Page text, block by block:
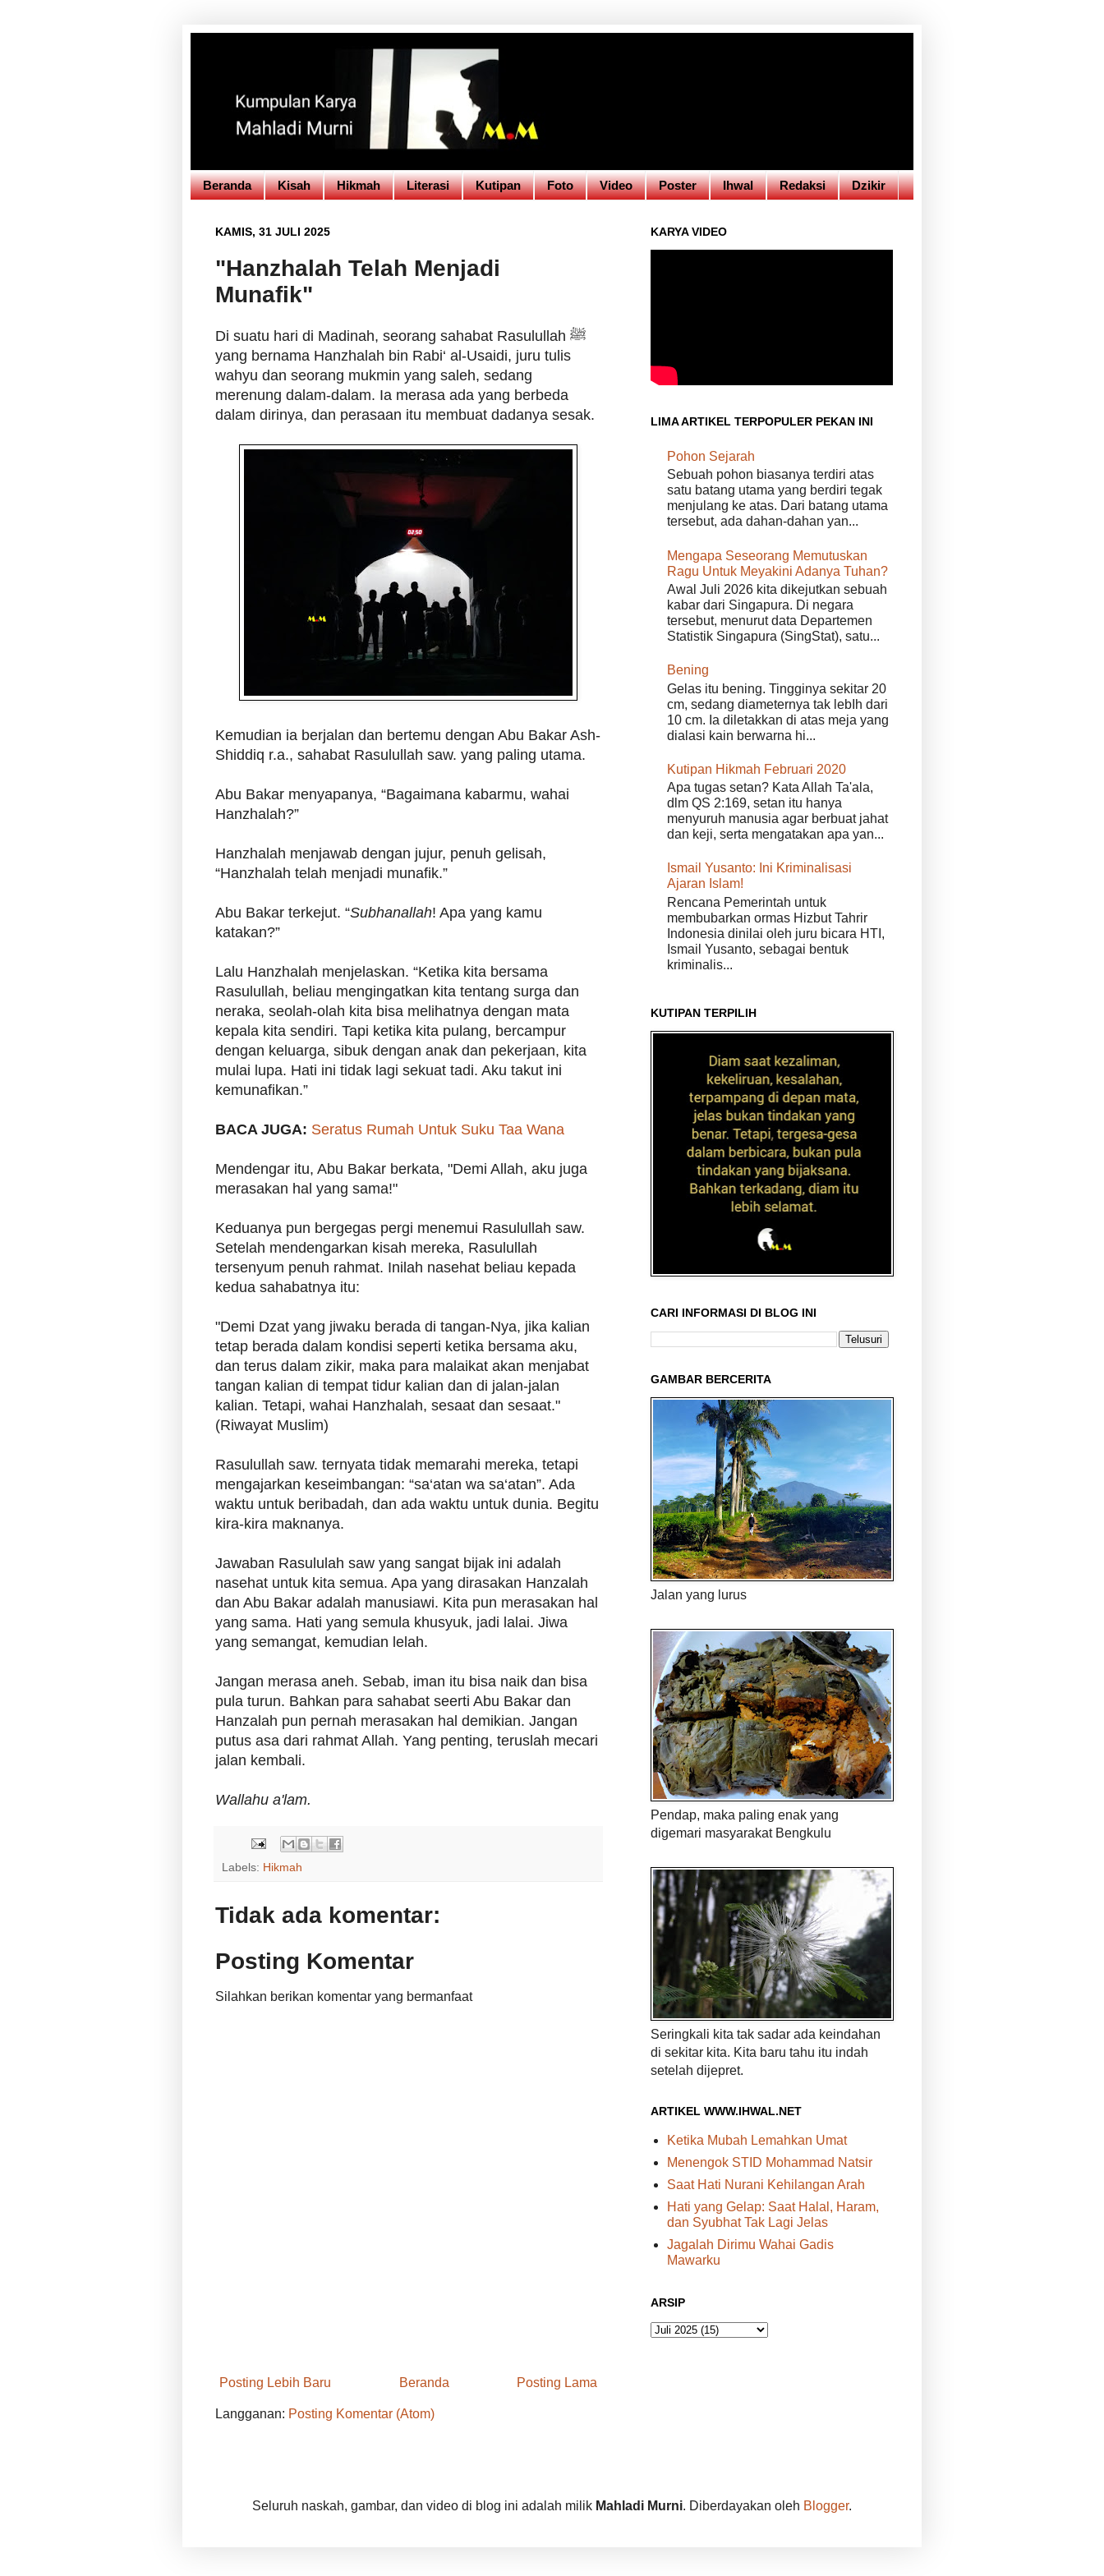
Beranda Kisah Hikmah Literasi Kutipan Foto Video Poster Ihwal Redaksi Dzikir
KAMIS, 31 JULI 2025
"Hanzhalah Telah Menjadi
Munafik"
Di suatu hari di Madinah, seorang sahabat Rasulullah ﷺ
yang bernama Hanzhalah bin Rabi‘ al-Usaidi, juru tulis
wahyu dan seorang mukmin yang saleh, sedang
merenung dalam-dalam. Ia merasa ada yang berbeda
dalam dirinya, dan perasaan itu membuat dadanya sesak.
Kemudian ia berjalan dan bertemu dengan Abu Bakar Ash-
Shiddiq r.a., sahabat Rasulullah saw. yang paling utama.
Abu Bakar menyapanya, “Bagaimana kabarmu, wahai
Hanzhalah?”
Hanzhalah menjawab dengan jujur, penuh gelisah,
“Hanzhalah telah menjadi munafik.”
Abu Bakar terkejut. “Subhanallah! Apa yang kamu
katakan?”
Lalu Hanzhalah menjelaskan. “Ketika kita bersama
Rasulullah, beliau mengingatkan kita tentang surga dan
neraka, seolah-olah kita bisa melihatnya dengan mata
kepala kita sendiri. Tapi ketika kita pulang, bercampur
dengan keluarga, sibuk dengan anak dan pekerjaan, kita
mulai lupa. Hati ini tidak lagi sekuat tadi. Aku takut ini
kemunafikan.”
BACA JUGA: Seratus Rumah Untuk Suku Taa Wana
Mendengar itu, Abu Bakar berkata, "Demi Allah, aku juga
merasakan hal yang sama!"
Keduanya pun bergegas pergi menemui Rasulullah saw.
Setelah mendengarkan kisah mereka, Rasulullah
tersenyum penuh rahmat. Inilah nasehat beliau kepada
kedua sahabatnya itu:
"Demi Dzat yang jiwaku berada di tangan-Nya, jika kalian
tetap berada dalam kondisi seperti ketika bersama aku,
dan terus dalam zikir, maka para malaikat akan menjabat
tangan kalian di tempat tidur kalian dan di jalan-jalan
kalian. Tetapi, wahai Hanzhalah, sesaat dan sesaat."
(Riwayat Muslim)
Rasulullah saw. ternyata tidak memarahi mereka, tetapi
mengajarkan keseimbangan: “sa‘atan wa sa‘atan”. Ada
waktu untuk beribadah, dan ada waktu untuk dunia. Begitu
kira-kira maknanya.
Jawaban Rasululah saw yang sangat bijak ini adalah
nasehat untuk kita semua. Apa yang dirasakan Hanzalah
dan Abu Bakar adalah manusiawi. Kita pun merasakan hal
yang sama. Hati yang semula khusyuk, jadi lalai. Jiwa
yang semangat, kemudian lelah.
Jangan merasa aneh. Sebab, iman itu bisa naik dan bisa
pula turun. Bahkan para sahabat seerti Abu Bakar dan
Hanzalah pun pernah merasakan hal demikian. Jangan
putus asa dari rahmat Allah. Yang penting, teruslah mecari
jalan kembali.
Wallahu a'lam.
Labels: Hikmah
Tidak ada komentar:
Posting Komentar
Silahkan berikan komentar yang bermanfaat
Posting Lebih Baru Posting Lama
Beranda
Langganan: Posting Komentar (Atom)
KARYA VIDEO
LIMA ARTIKEL TERPOPULER PEKAN INI
Pohon Sejarah
Sebuah pohon biasanya terdiri atas
satu batang utama yang berdiri tegak
menjulang ke atas. Dari batang utama
tersebut, ada dahan-dahan yan...
Mengapa Seseorang Memutuskan
Ragu Untuk Meyakini Adanya Tuhan?
Awal Juli 2026 kita dikejutkan sebuah
kabar dari Singapura. Di negara
tersebut, menurut data Departemen
Statistik Singapura (SingStat), satu...
Bening
Gelas itu bening. Tingginya sekitar 20
cm, sedang diameternya tak lebIh dari
10 cm. Ia diletakkan di atas meja yang
dialasi kain berwarna hi...
Kutipan Hikmah Februari 2020
Apa tugas setan? Kata Allah Ta'ala,
dlm QS 2:169, setan itu hanya
menyuruh manusia agar berbuat jahat
dan keji, serta mengatakan apa yan...
Ismail Yusanto: Ini Kriminalisasi
Ajaran Islam!
Rencana Pemerintah untuk
membubarkan ormas Hizbut Tahrir
Indonesia dinilai oleh juru bicara HTI,
Ismail Yusanto, sebagai bentuk
kriminalis...
KUTIPAN TERPILIH
CARI INFORMASI DI BLOG INI
GAMBAR BERCERITA
Jalan yang lurus
Pendap, maka paling enak yang
digemari masyarakat Bengkulu
Seringkali kita tak sadar ada keindahan
di sekitar kita. Kita baru tahu itu indah
setelah dijepret.
ARTIKEL WWW.IHWAL.NET
Ketika Mubah Lemahkan Umat
Menengok STID Mohammad Natsir
Saat Hati Nurani Kehilangan Arah
Hati yang Gelap: Saat Halal, Haram,
dan Syubhat Tak Lagi Jelas
Jagalah Dirimu Wahai Gadis
Mawarku
ARSIP
Seluruh naskah, gambar, dan video di blog ini adalah milik Mahladi Murni. Diberdayakan oleh Blogger.